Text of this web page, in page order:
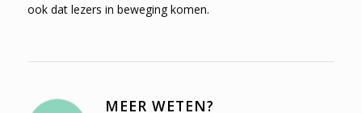
ook dat lezers in beweging komen.
MEER WETEN?